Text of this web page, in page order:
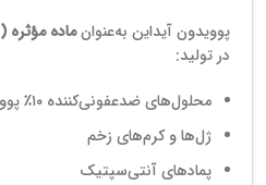
پوویدون آیداین به‌عنوانماده مؤثره (API یا Active Ingredient)
در تولید:
محلول‌های ضدعفونی‌کننده ۱۰٪ پوویدون آیداین
ژل‌ها و کرم‌های زخم
پمادهای آنتی‌سپتیک